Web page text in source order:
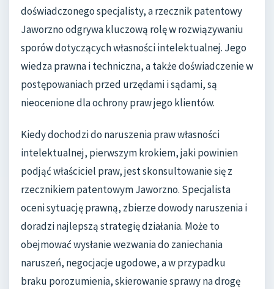
doświadczonego specjalisty, a rzecznik patentowy
Jaworzno odgrywa kluczową rolę w rozwiązywaniu
sporów dotyczących własności intelektualnej. Jego
wiedza prawna i techniczna, a także doświadczenie w
postępowaniach przed urzędami i sądami, są
nieocenione dla ochrony praw jego klientów.
Kiedy dochodzi do naruszenia praw własności
intelektualnej, pierwszym krokiem, jaki powinien
podjąć właściciel praw, jest skonsultowanie się z
rzecznikiem patentowym Jaworzno. Specjalista
oceni sytuację prawną, zbierze dowody naruszenia i
doradzi najlepszą strategię działania. Może to
obejmować wysłanie wezwania do zaniechania
naruszeń, negocjacje ugodowe, a w przypadku
braku porozumienia, skierowanie sprawy na drogę